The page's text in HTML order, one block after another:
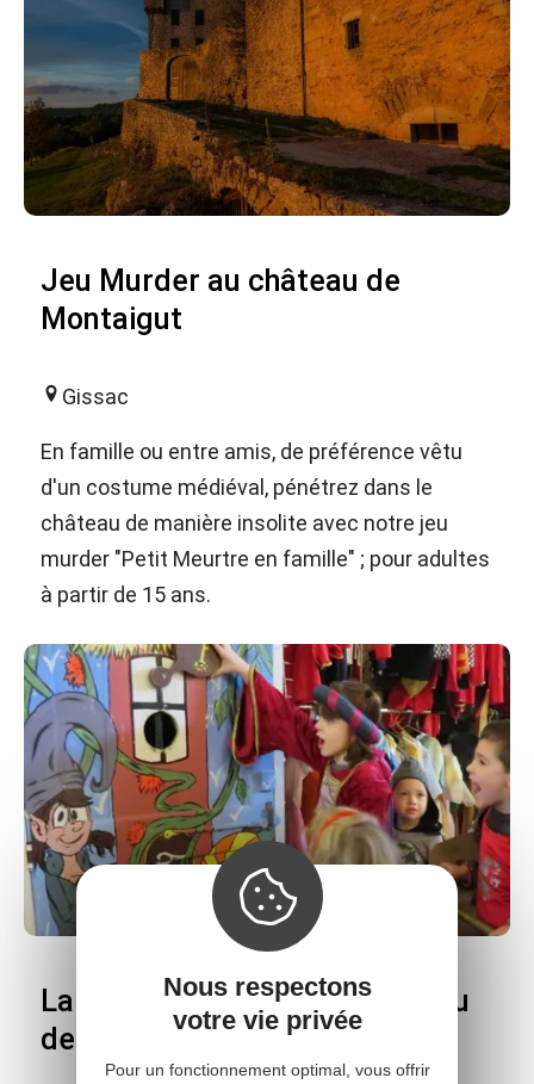
Jeu Murder au château de
Montaigut
Gissac
En famille ou entre amis, de préférence vêtu
d'un costume médiéval, pénétrez dans le
château de manière insolite avec notre jeu
murder "Petit Meurtre en famille" ; pour adultes
à partir de 15 ans.
La porte enchantée au Château
de Montaigut
Nous respectons
votre vie privée
Pour un fonctionnement optimal, vous offrir